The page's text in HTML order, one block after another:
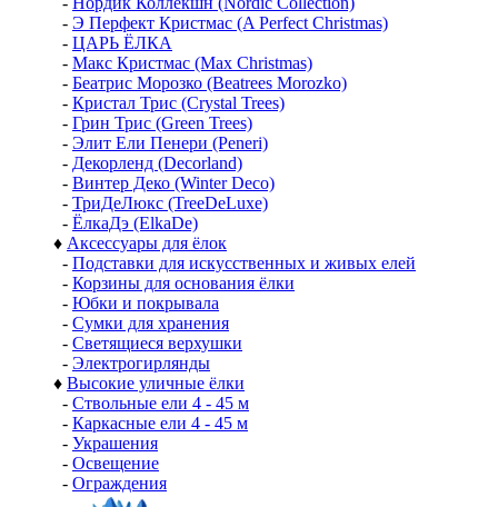
- Э Перфект Кристмас (A Perfect Christmas)
- ЦАРЬ ЁЛКА
- Макс Кристмас (Max Christmas)
- Беатрис Морозко (Beatrees Morozko)
- Кристал Трис (Crystal Trees)
- Грин Трис (Green Trees)
- Элит Ели Пенери (Peneri)
- Декорленд (Decorland)
- Винтер Деко (Winter Deco)
- ТриДеЛюкс (TreeDeLuxe)
- ЁлкаДэ (ElkaDe)
♦ Аксессуары для ёлок
- Подставки для искусственных и живых елей
- Корзины для основания ёлки
- Юбки и покрывала
- Сумки для хранения
- Светящиеся верхушки
- Электрогирлянды
♦ Высокие уличные ёлки
- Ствольные ели 4 - 45 м
- Каркасные ели 4 - 45 м
- Украшения
- Освещение
- Ограждения